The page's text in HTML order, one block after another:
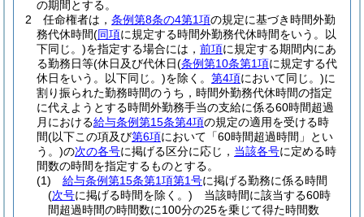
の期間とする。
2
任命権者は， 条例第8条の4第1項の規定に基づき時間外勤
務代休時間(同項に規定する時間外勤務代休時間をいう。以
下同じ。)を指定する場合には， 前項に規定する期間内にあ
る勤務日等(休日及び代休日(条例第10条第1項に規定する代
休日をいう。以下同じ。)を除く。 第4項において同じ。)に
割り振られた勤務時間のうち，時間外勤務代休時間の指定
に代えようとする時間外勤務手当の支給に係る60時間超過
月における給与条例第15条第4項の規定の適用を受ける時
間(以下この項及び第6項において「60時間超過時間」とい
う。)の次の各号に掲げる区分に応じ， 当該各号に定める時
間数の時間を指定するものとする。
(1)
給与条例第15条第1項第1号に掲げる勤務に係る時間
(次号に掲げる時間を除く。) 当該時間に該当する60時
間超過時間の時間数に100分の25を乗じて得た時間数